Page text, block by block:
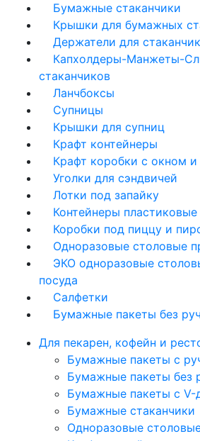
Бумажные стаканчики
Крышки для бумажных
Держатели для
Капхолдеры-Манжеты-
стаканчиков
Ланчбоксы
Супницы
Крышки для супниц
Крафт контейнеры
Крафт коробки с окном и
Уголки для сэндвичей
Лотки под запайку
Контейнеры пластиковые
Коробки под пиццу и
Одноразовые столовые
ЭКО одноразовые
посуда
Салфетки
Бумажные пакеты без
Для пекарен, кофейн и
Бумажные пакеты с
Бумажные пакеты без
Бумажные пакеты с V-
Бумажные стаканчики
Одноразовые